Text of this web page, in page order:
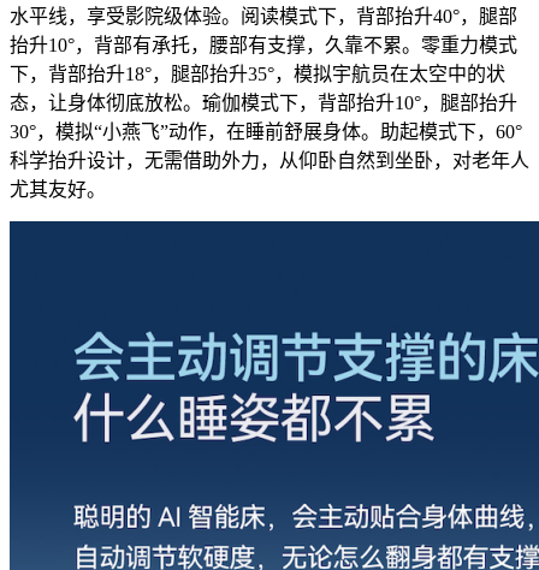
水平线，享受影院级体验。阅读模式下，背部抬升40°，腿部
抬升10°，背部有承托，腰部有支撑，久靠不累。零重力模式
下，背部抬升18°，腿部抬升35°，模拟宇航员在太空中的状
态，让身体彻底放松。瑜伽模式下，背部抬升10°，腿部抬升
30°，模拟“小燕飞”动作，在睡前舒展身体。助起模式下，60°
科学抬升设计，无需借助外力，从仰卧自然到坐卧，对老年人
尤其友好。